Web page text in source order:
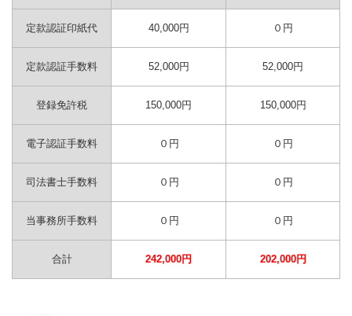
定款認証印紙代 40,000円 ０円
定款認証手数料 52,000円 52,000円
登録免許税 150,000円 150,000円
電子認証手数料 ０円 ０円
司法書士手数料 ０円 ０円
当事務所手数料 ０円 ０円
合計 242,000円 202,000円